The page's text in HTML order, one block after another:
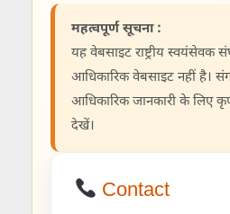
महत्वपूर्ण सूचना :
यह वेबसाइट राष्ट्रीय स्वयंसेवक
आधिकारिक वेबसाइट नहीं है।
आधिकारिक जानकारी के लिए
देखें।
Contact